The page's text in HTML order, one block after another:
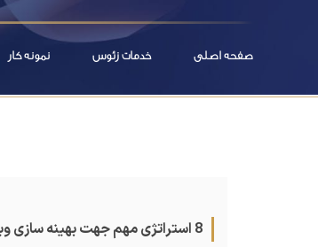
صفحه اصلی خدمات زئوس نمونه کار
8 استراتژی مهم جهت بهینه سازی وبسایت در سال 2019